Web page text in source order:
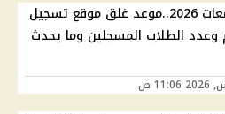
تنسيق الجامعات 2026..موعد غلق موقع تسجيل
وعدد الطلاب المسجلين وما يحدث